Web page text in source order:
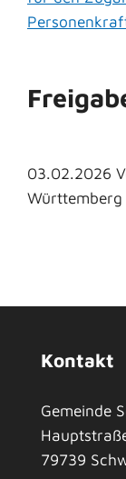
03.02.2026
Württemberg
Kontakt
Gemeinde
79739